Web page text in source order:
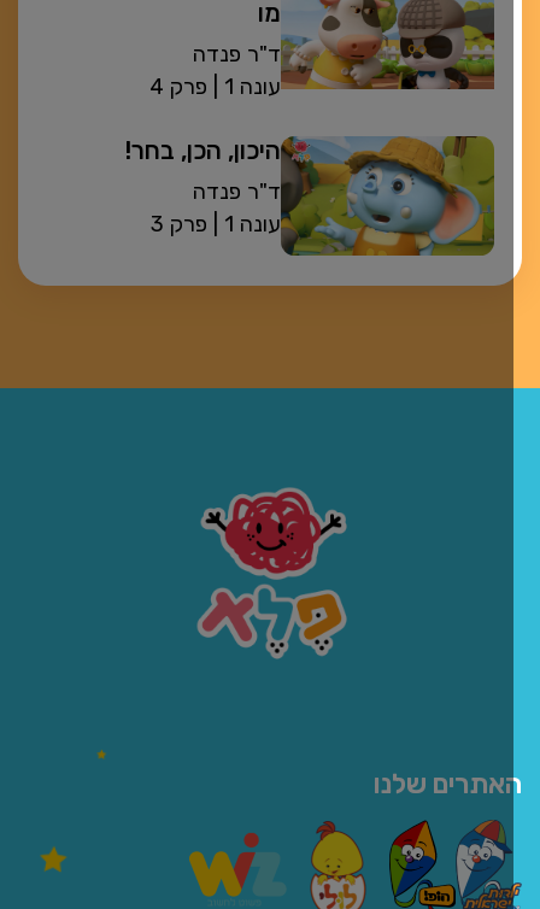
ד"ר פנדה
פרק 4
| עונה 1
היכון, הכן, בחר!
ד"ר פנדה
פרק 3
| עונה 1
שלנו